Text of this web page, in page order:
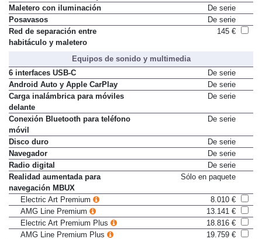
estabilización de remolque
Maletero con iluminación
De serie
Posavasos
De serie
Red de separación entre
Equipos de sonido y multimedia
6 interfaces USB-C
De serie
Android Auto y Apple CarPlay
De serie
Carga inalámbrica para móviles
delante
Conexión Bluetooth para teléfono
móvil
Disco duro
De serie
Navegador
De serie
Radio digital
De serie
Realidad aumentada para
navegación MBUX
Electric Art Premium
8.010 €
AMG Line Premium
13.141 €
Electric Art Premium Plus
18.816 €